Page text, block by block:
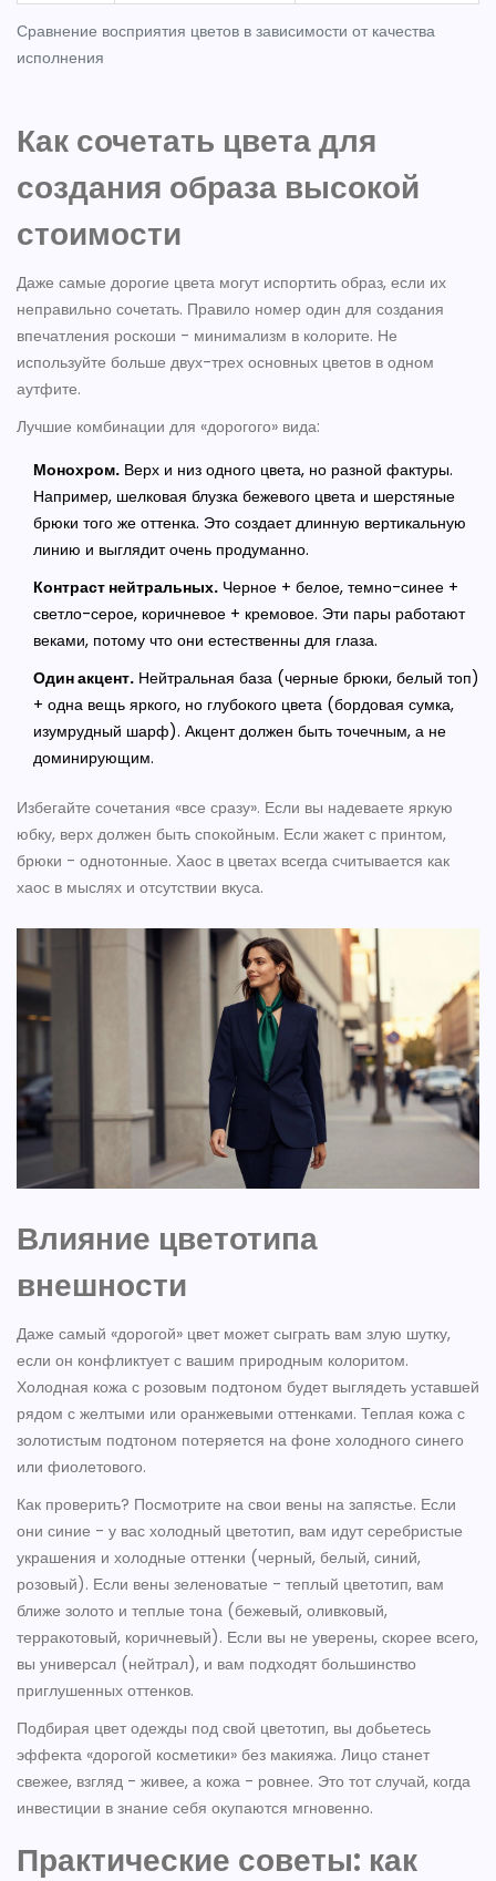
Сравнение восприятия цветов в зависимости от качества
исполнения
Как сочетать цвета для
создания образа высокой
стоимости
Даже самые дорогие цвета могут испортить образ, если их
неправильно сочетать. Правило номер один для создания
впечатления роскоши - минимализм в колорите. Не
используйте больше двух-трех основных цветов в одном
аутфите.
Лучшие комбинации для «дорогого» вида:
Монохром. Верх и низ одного цвета, но разной фактуры.
Например, шелковая блузка бежевого цвета и шерстяные
брюки того же оттенка. Это создает длинную вертикальную
линию и выглядит очень продуманно.
Контраст нейтральных. Черное + белое, темно-синее +
светло-серое, коричневое + кремовое. Эти пары работают
веками, потому что они естественны для глаза.
Один акцент. Нейтральная база (черные брюки, белый топ)
+ одна вещь яркого, но глубокого цвета (бордовая сумка,
изумрудный шарф). Акцент должен быть точечным, а не
доминирующим.
Избегайте сочетания «все сразу». Если вы надеваете яркую
юбку, верх должен быть спокойным. Если жакет с принтом,
брюки - однотонные. Хаос в цветах всегда считывается как
хаос в мыслях и отсутствии вкуса.
Влияние цветотипа
внешности
Даже самый «дорогой» цвет может сыграть вам злую шутку,
если он конфликтует с вашим природным колоритом.
Холодная кожа с розовым подтоном будет выглядеть уставшей
рядом с желтыми или оранжевыми оттенками. Теплая кожа с
золотистым подтоном потеряется на фоне холодного синего
или фиолетового.
Как проверить? Посмотрите на свои вены на запястье. Если
они синие - у вас холодный цветотип, вам идут серебристые
украшения и холодные оттенки (черный, белый, синий,
розовый). Если вены зеленоватые - теплый цветотип, вам
ближе золото и теплые тона (бежевый, оливковый,
терракотовый, коричневый). Если вы не уверены, скорее всего,
вы универсал (нейтрал), и вам подходят большинство
приглушенных оттенков.
Подбирая цвет одежды под свой цветотип, вы добьетесь
эффекта «дорогой косметики» без макияжа. Лицо станет
свежее, взгляд - живее, а кожа - ровнее. Это тот случай, когда
инвестиции в знание себя окупаются мгновенно.
Практические советы: как